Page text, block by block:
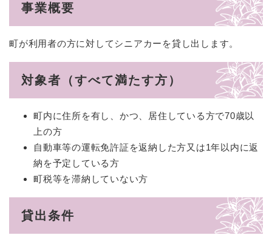
事業概要
町が利用者の方に対してシニアカーを貸し出します。
対象者（すべて満たす方）
町内に住所を有し、かつ、居住している方で70歳以
上の方
自動車等の運転免許証を返納した方又は1年以内に返
納を予定している方
町税等を滞納していない方
貸出条件